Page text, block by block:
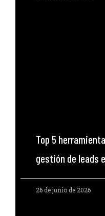
Top 5
gestión de leads
26 de junio de 2026